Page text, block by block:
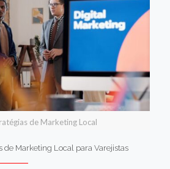
de Marketing Local
de Marketing Local para Varejistas